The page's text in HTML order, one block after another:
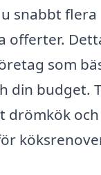
snabbt flera
offerter.
som
din budget.
drömkök